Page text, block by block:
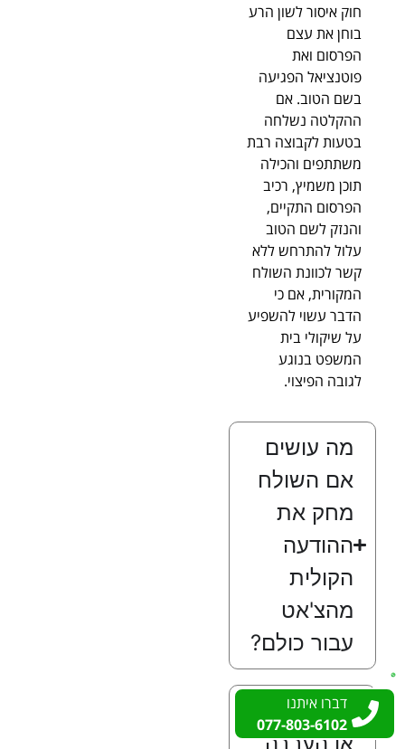
חוק איסור לשון הרע
בוחן את עצם
הפרסום ואת
פוטנציאל הפגיעה
בשם הטוב. אם
ההקלטה נשלחה
בטעות לקבוצה רבת
משתתפים והכילה
תוכן משמיץ, רכיב
הפרסום התקיים,
והנזק לשם הטוב
עלול להתרחש ללא
קשר לכוונת השולח
המקורית, אם כי
הדבר עשוי להשפיע
על שיקולי בית
המשפט בנוגע
לגובה הפיצוי.
מה עושים
אם השולח
מחק את
ההודעה
הקולית
מהצ'אט
עבור כולם?
האם שיתוף
או העברה
דברו איתנו
077-803-6102
דברו איתנו
077-803-6102